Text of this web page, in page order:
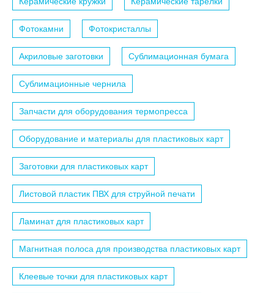
Фотокамни Фотокристаллы
Акриловые заготовки Сублимационная бумага
Сублимационные чернила
Запчасти для оборудования термопресса
Оборудование и материалы для пластиковых карт
Заготовки для пластиковых карт
Листовой пластик ПВХ для струйной печати
Ламинат для пластиковых карт
Магнитная полоса для производства пластиковых карт
Клеевые точки для пластиковых карт